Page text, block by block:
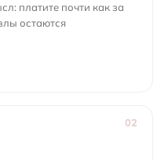
платите почти как за
остаются
02